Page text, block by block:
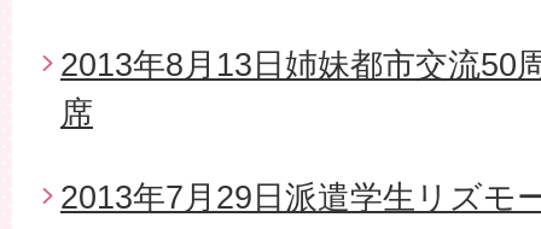
2013年8月13日姉妹都市交流50
席
2013年7月29日派遣学生リズモ